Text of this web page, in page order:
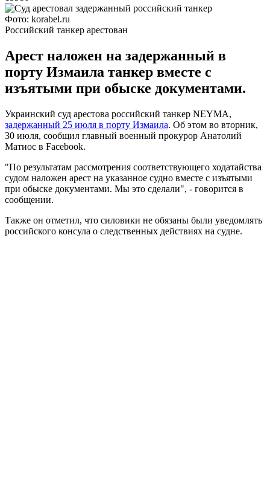
Фото: korabel.ru
Российский танкер арестован
Арест наложен на задержанный в
порту Измаила танкер вместе с
изъятыми при обыске документами.
Украинский суд арестова российский танкер NEYMA,
задержанный 25 июля в порту Измаила. Об этом во вторник,
30 июля, сообщил главный военный прокурор Анатолий
Матиос в Facebook.
"По результатам рассмотрения соответствующего ходатайства
судом наложен арест на указанное судно вместе с изъятыми
при обыске документами. Мы это сделали", - говорится в
сообщении.
Также он отметил, что силовики не обязаны были уведомлять
российского консула о следственных действиях на судне.